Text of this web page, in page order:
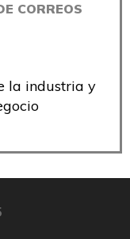
CORREOS
la industria y